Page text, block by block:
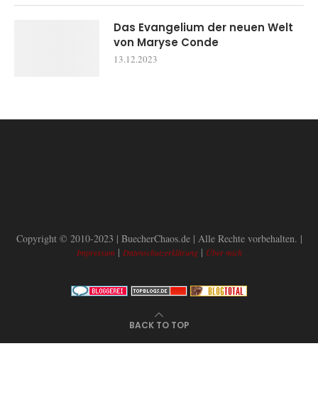
Das Evangelium der neuen Welt
von Maryse Conde
13.12.2023
Copyright © 2010-2023 | BuecherChaos.de | Alle Rechte vorbehalten. |
Impressum | Datenschutzerklärung| Über mich
BACK TO TOP